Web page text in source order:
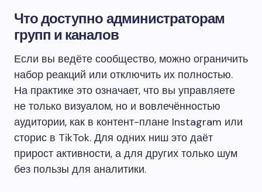
Что доступно администраторам
групп и каналов
Если вы ведёте сообщество, можно ограничить
набор реакций или отключить их полностью.
На практике это означает, что вы управляете
не только визуалом, но и вовлечённостью
аудитории, как в контент-плане Instagram или
сторис в TikTok. Для одних ниш это даёт
прирост активности, а для других только шум
без пользы для аналитики.